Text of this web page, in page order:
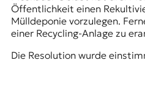
Öffentlichkeit einen
Mülldeponie vorzulegen.
einer Recycling-Anlage zu
Die Resolution wurde